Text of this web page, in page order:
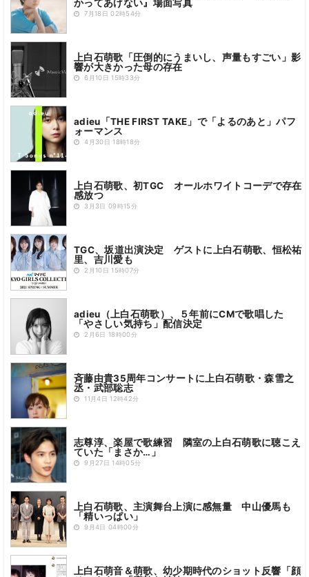
かってあげない』場面写真
7月18日 02時54分
上白石萌歌「圧倒的にうまいし、声量もすごい」影
響が大きかった母の存在
6月10日 15時33分
adieu「THE FIRST TAKE」で「よるのあと」パフ
ォーマンス
4月30日 18時18分
上白石萌歌、初TGC オールホワイトコーデで存在
感放つ
3月3日 09時15分
TGC、坂道出演決定 ゲストに上白石萌歌、恒松祐
里、吉川愛も
2月10日 15時07分
adieu（上白石萌歌）、５年前にCMで歌唱した
「やさしい気持ち」配信決定
2月6日 18時00分
斉藤由貴35周年コンサートに上白石萌歌・森雪之
丞・武部聡志
11月4日 12時42分
志尊淳、楽屋で歌練習 隣室の上白石萌歌に聴こえ
ていた「まさか…」
9月27日 14時05分
上白石萌歌、主演舞台上演に感無量 中山優馬も
「精いっぱい」
9月4日 04時00分
上白石萌音＆萌歌、幼少期時代のショット反響「顔